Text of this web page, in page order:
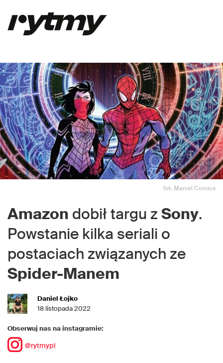
fot. Marvel Comics
Amazon dobił targu z Sony.
Powstanie kilka seriali o
postaciach związanych ze
Spider-Manem
Daniel Łojko
18 listopada 2022
Obserwuj nas na instagramie:
@rytmypl